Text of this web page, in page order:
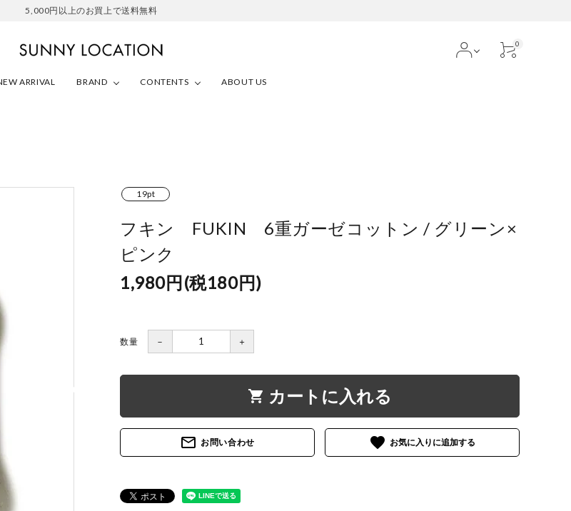
5,000円以上のお買上で送料無料
0
ARRIVAL BRAND CONTENTS ABOUT US
19pt
フキン FUKIN 6重ガーゼコットン / グリーン×
ピンク
1,980円(税180円)
数量 － ＋
shopping_cart カートに入れる
mail_outline お問い合わせ favorite